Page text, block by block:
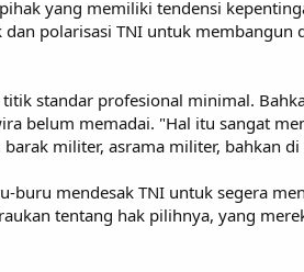
yang memiliki tendensi
polarisasi TNI untuk
standar profesional minimal.
belum memadai. "Hal itu sangat
militer, asrama militer, bahkan
buru mendesak TNI untuk segera
tentang hak pilihnya, yang